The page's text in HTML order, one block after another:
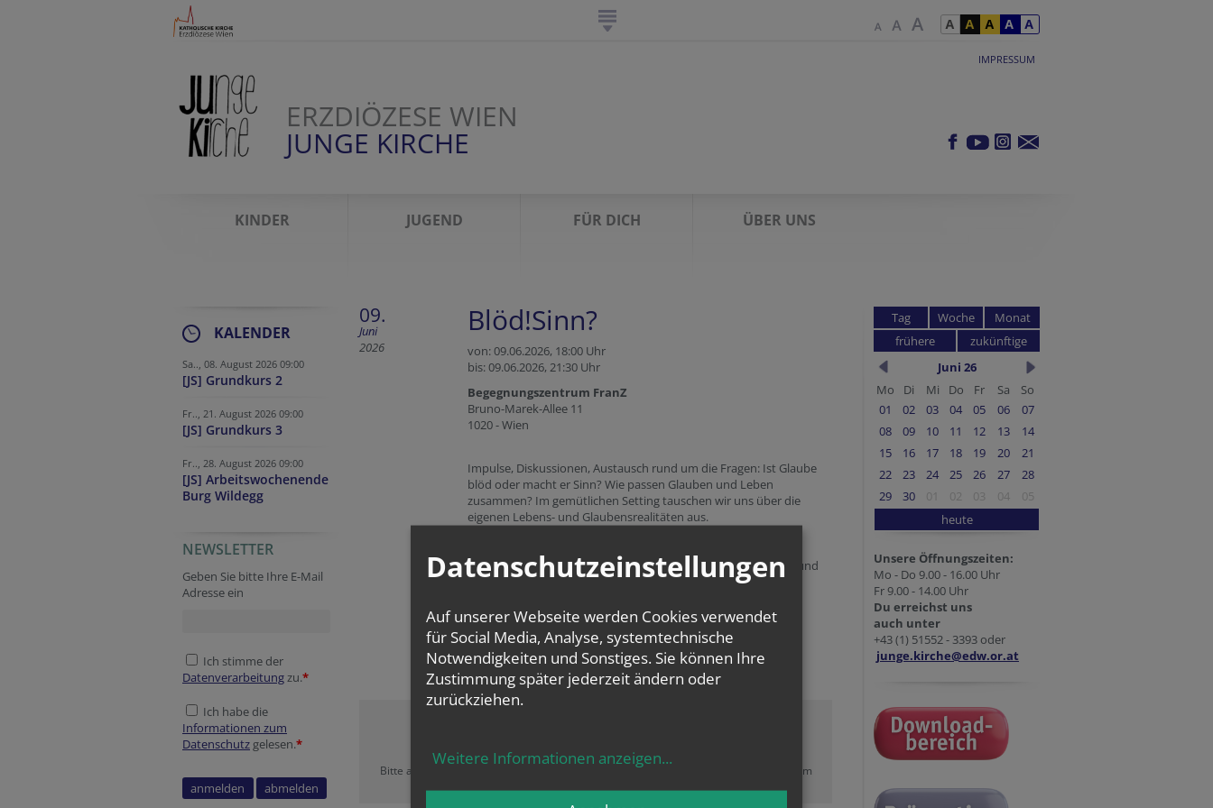
IMPRESSUM
ERZDIÖZESE WIEN
JUNGE KIRCHE
KINDER JUGEND FÜR DICH ÜBER UNS
KALENDER
Sa.., 08. August 2026 09:00
[JS] Grundkurs 2
Fr.., 21. August 2026 09:00
[JS] Grundkurs 3
Fr.., 28. August 2026 09:00
[JS] Arbeitswochenende
Burg Wildegg
Secondary phone
Website
Verification code
Secondary phone
URL
Homepage
NEWSLETTER
Geben Sie bitte Ihre E-Mail
Adresse ein
Ich stimme der
Datenverarbeitungzu.*
Ich habe die
Informationen zum
Datenschutz gelesen.*
09.
Juni
2026
Blöd!Sinn?
von: 09.06.2026, 18:00 Uhr
bis: 09.06.2026,21:30 Uhr
Begegnungszentrum FranZ
Bruno-Marek-Allee 11
1020 - Wien
Impulse, Diskussionen, Austausch rund um die Fragen: Ist Glaube
blöd oder macht er Sinn? Wie passen Glauben und Leben
zusammen? Im gemütlichen Setting tauschen wir uns über die
eigenen Lebens- und Glaubensrealitäten aus.
Personen aus unterschiedlichen Kontexten kennen zu lernen und
gemeinsam aktuelle Themen rund um’s „Christ*in-Sein heute“
Zustimmung erforderlich!
Bitte akzeptieren Sie
und
, um
diesen Inhalt sehen zu können.
Tag Woche
Monat
frühere
zukünftige
Juni 26
Mo
Di Mi Do Fr Sa
So
01
02 03 04 05 06
07
08
09 10 11 12 13
14
15
16 17 18 19 20
21
22
23 24 25 26 27
28
29
30 01 02 03 04
05
heute
Unsere Öffnungszeiten:
Mo - Do 9.00 - 16.00 Uhr
Fr 9.00 - 14.00 Uhr
Du erreichst uns
auch unter
+43 (1) 51552 - 3393 oder
junge.kirche@edw.or.at
Datenschutzeinstellungen
Auf unserer Webseite werden Cookies verwendet
für Social Media, Analyse, systemtechnische
Notwendigkeiten und Sonstiges. Sie können Ihre
Zustimmung später jederzeit ändern oder
zurückziehen.
Weitere Informationen anzeigen...